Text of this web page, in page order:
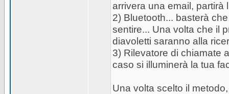
arrivera una email, partirà
2) Bluetooth... basterà
sentire... Una volta che il
diavoletti saranno alla
3) Rilevatore di chiamate
caso si illuminerà la tua
Una volta scelto il